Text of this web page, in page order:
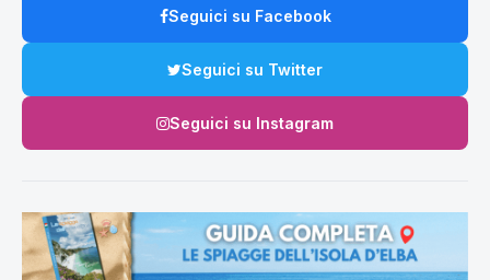
Seguici su Facebook
Seguici su Twitter
Seguici su Instagram